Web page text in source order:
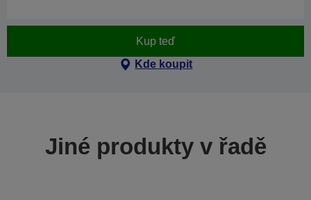
Kup teď
Kde koupit
Jiné produkty v řadě